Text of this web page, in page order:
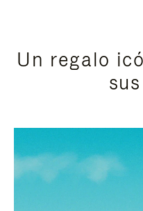
Un regalo